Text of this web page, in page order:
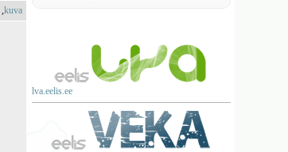
lva.eelis.ee
,kuva